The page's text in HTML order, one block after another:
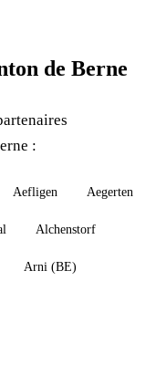
de Berne
:
Aefligen Aegerten
Alchenstorf
Arni (BE)